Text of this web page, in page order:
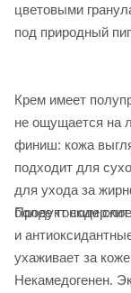
цветовыми
под природный
Крем имеет
не ощущается на
финиш: кожа
подходит для
для ухода за
более тонким
Продукт
и
ухаживает за
Некамедогенен.